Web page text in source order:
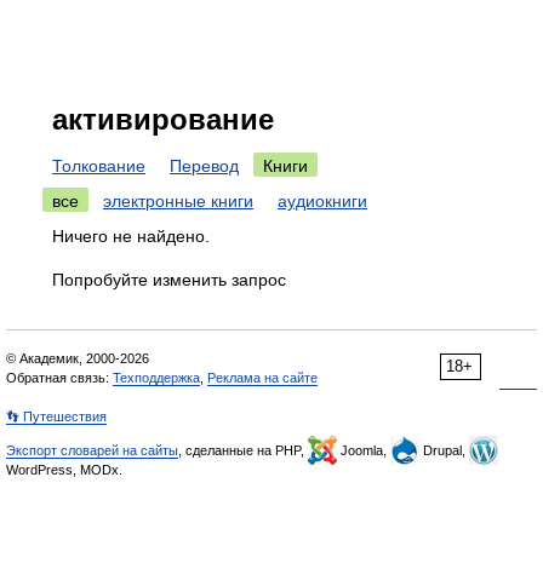
активирование
Толкование Перевод
Книги
все
электронные книги
аудиокниги
Ничего не найдено.
Попробуйте изменить запрос
18+
© Академик, 2000-2026
Обратная связь: Техподдержка Реклама на сайте
👣 Путешествия
Экспорт словарей на сайты , сделанные на PHP, Joomla,
Drupal,
WordPress, MODx.